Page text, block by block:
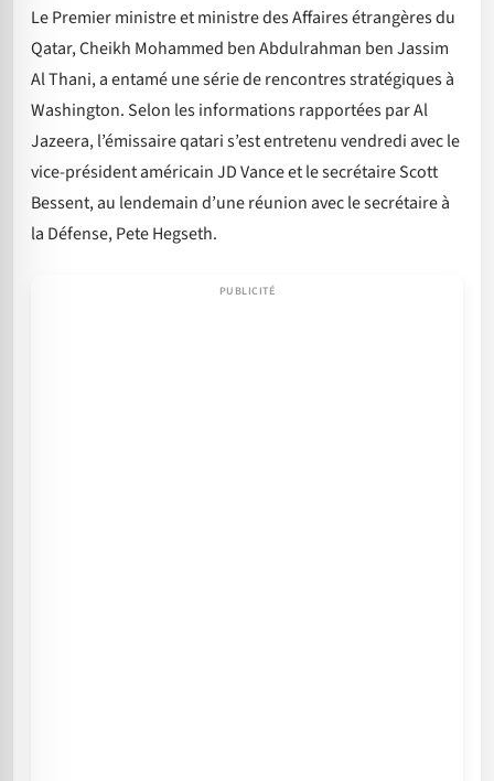
Le Premier ministre et ministre des Affaires étrangères du
Qatar, Cheikh Mohammed ben Abdulrahman ben Jassim
Al Thani, a entamé une série de rencontres stratégiques à
Washington. Selon les informations rapportées par Al
Jazeera, l’émissaire qatari s’est entretenu vendredi avec le
vice-président américain JD Vance et le secrétaire Scott
Bessent, au lendemain d’une réunion avec le secrétaire à
la Défense, Pete Hegseth.